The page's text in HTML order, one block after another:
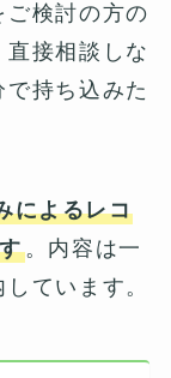
ご検討の方の
接相談しな
持ち込みた
によるレコ
。内容は一
ています。